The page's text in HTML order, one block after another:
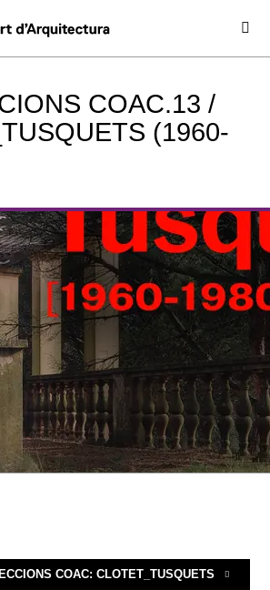
COAC.13 /
(1960-
COAC: CLOTET_TUSQUETS